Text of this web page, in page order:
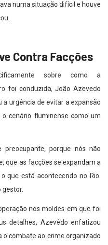
numa situação difícil e houve
Contra Facções
sobre como a
foi conduzida, João Azevedo
urgência de evitar a expansão
cenário fluminense como um
preocupante, porque nós não
que as facções se expandam a
que está acontecendo no Rio.
gestor.
nos moldes em que foi
detalhes, Azevêdo enfatizou
combate ao crime organizado